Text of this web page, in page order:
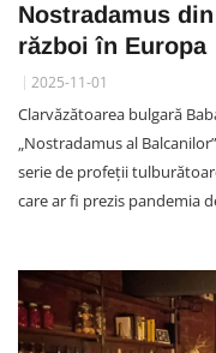
Nostradamus
război în Europa
2025-11-01
Clarvăzătoarea bulgară
„Nostradamus al
serie de profeții
care ar fi prezis pandemia